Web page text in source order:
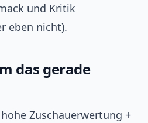
und Kritik
eben nicht).
das gerade
Zuschauerwertung +